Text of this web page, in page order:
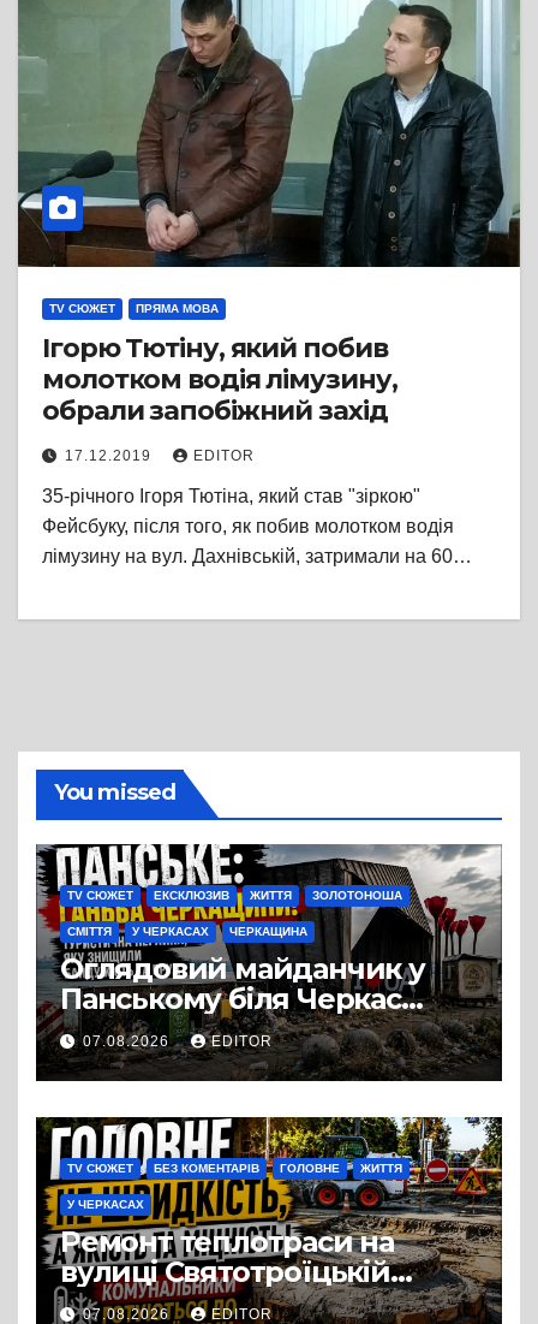
TV СЮЖЕТ ПРЯМА МОВА
Ігорю Тютіну, який побив
молотком водія лімузину,
обрали запобіжний захід
17.12.2019 EDITOR
35-річного Ігоря Тютіна, який став "зіркою"
Фейсбуку, після того, як побив молотком водія
лімузину на вул. Дахнівській, затримали на 60…
You missed
TV СЮЖЕТ ЕКСКЛЮЗИВ ЖИТТЯ ЗОЛОТОНОША
СМІТТЯ У ЧЕРКАСАХ ЧЕРКАЩИНА
Оглядовий майданчик у
Панському біля Черкас
перетворився на занедбане
сміттєзвалище
07.08.2026 EDITOR
TV СЮЖЕТ БЕЗ КОМЕНТАРІВ ГОЛОВНЕ ЖИТТЯ
У ЧЕРКАСАХ
Ремонт теплотраси на
вулиці Святотроїцькій
затягнувся порівняно із
07.08.2026 EDITOR